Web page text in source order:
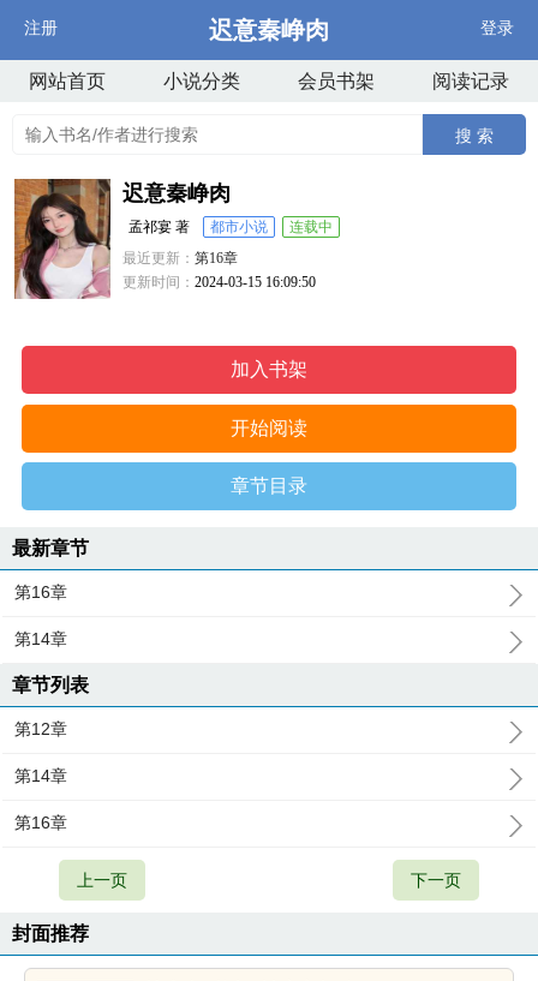
注册 迟意秦峥肉 登录
网站首页 小说分类 会员书架 阅读记录
搜 索
迟意秦峥肉
孟祁宴 著 都市小说
连载中
最近更新：第16章
更新时间：2024-03-15 16:09:50
加入书架
开始阅读
章节目录
最新章节
第16章
第14章
章节列表
第12章
第14章
第16章
上一页 下一页
封面推荐